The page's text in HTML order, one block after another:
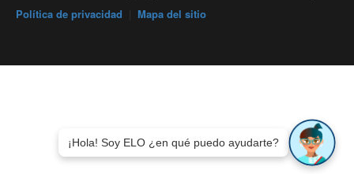
Política de privacidad
Mapa del sitio
¡Hola! Soy ELO ¿en qué puedo ayudarte?